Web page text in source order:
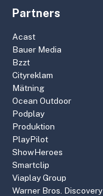
Partners
Acast
Bauer Media
Bzzt
Cityreklam
Mätning
Ocean Outdoor
Podplay
Produktion
PlayPilot
ShowHeroes
Smartclip
Viaplay Group
Warner Bros. Discovery